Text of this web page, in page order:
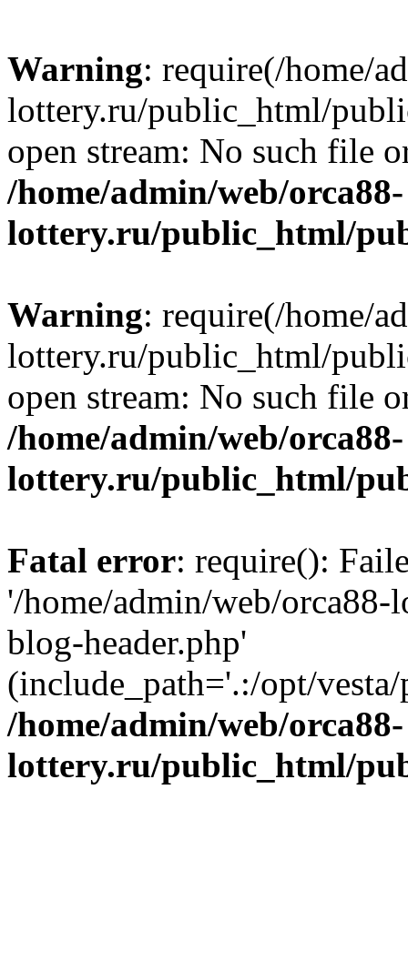
Warning: require(/home/
lottery.ru/public_html/
open stream: No such file
/home/admin/web/orca88-
lottery.ru/public_html/
Warning: require(/home/
lottery.ru/public_html/
open stream: No such file
/home/admin/web/orca88-
lottery.ru/public_html/
Fatal error: require():
'/home/admin/web/
blog-header.php'
(include_path='.:/opt/
/home/admin/web/orca88-
lottery.ru/public_html/